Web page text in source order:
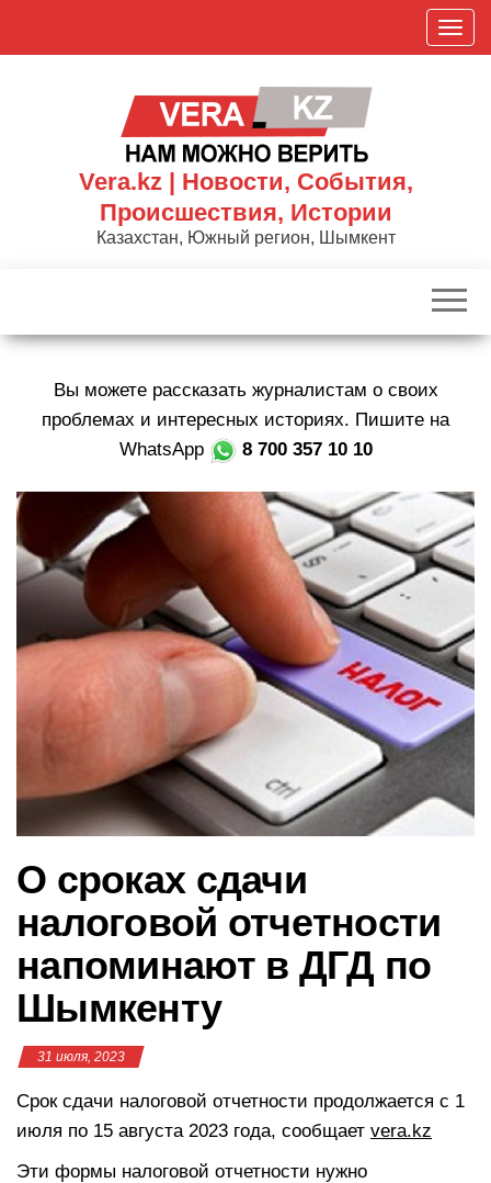
П
о
к
р
в
и
г
а
и
ю
Vera.kz | Новости, События,
Происшествия, Истории
Казахстан, Южный регион, Шымкент
Вы можете рассказать журналистам о своих
проблемах и интересных историях. Пишите на
WhatsApp
8 700 357 10 10
О сроках сдачи
налоговой отчетности
напоминают в ДГД по
Шымкенту
31 июля, 2023
Срок сдачи налоговой отчетности продолжается с 1
июля по 15 августа 2023 года, сообщает vera.kz
Эти формы налоговой отчетности нужно